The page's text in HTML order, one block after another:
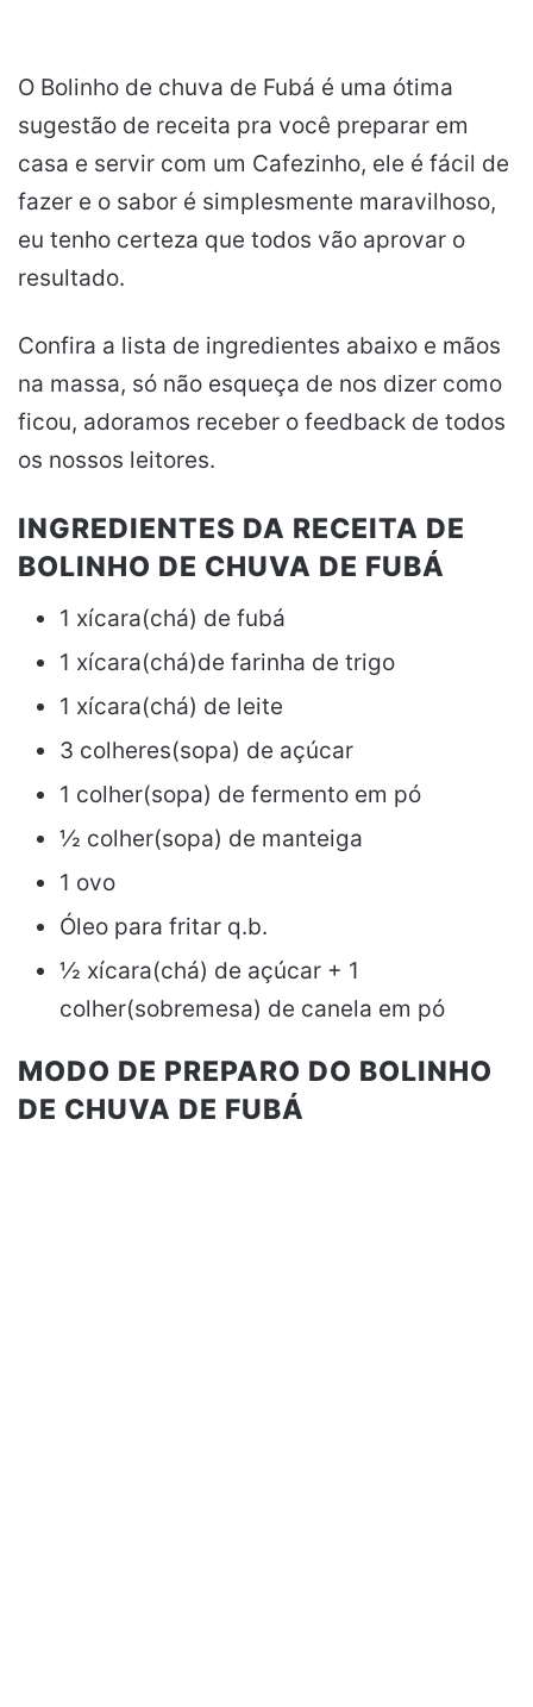
O Bolinho de chuva de Fubá é uma ótima
sugestão de receita pra você preparar em
casa e servir com um Cafezinho, ele é fácil de
fazer e o sabor é simplesmente maravilhoso,
eu tenho certeza que todos vão aprovar o
resultado.
Confira a lista de ingredientes abaixo e mãos
na massa, só não esqueça de nos dizer como
ficou, adoramos receber o feedback de todos
os nossos leitores.
INGREDIENTES DA RECEITA DE
BOLINHO DE CHUVA DE FUBÁ
1 xícara(chá) de fubá
1 xícara(chá)de farinha de trigo
1 xícara(chá) de leite
3 colheres(sopa) de açúcar
1 colher(sopa) de fermento em pó
½ colher(sopa) de manteiga
1 ovo
Óleo para fritar q.b.
½ xícara(chá) de açúcar + 1
colher(sobremesa) de canela em pó
MODO DE PREPARO DO BOLINHO
DE CHUVA DE FUBÁ